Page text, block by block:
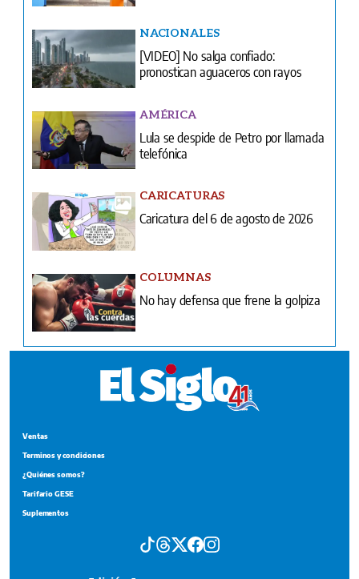
NACIONALES
[VIDEO] No salga confiado:
pronostican aguaceros con rayos
AMÉRICA
Lula se despide de Petro por llamada
telefónica
CARICATURAS
Caricatura del 6 de agosto de 2026
COLUMNAS
No hay defensa que frene la golpiza
Ventas
Terminos y condiciones
¿Quiénes somos?
Tarifario GESE
Suplementos